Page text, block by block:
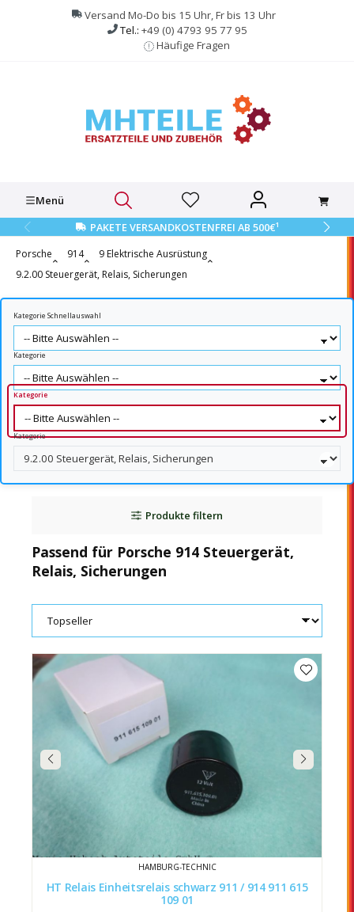
springen
Versand Mo-Do bis 15 Uhr, Fr bis 13 Uhr
Tel.: +49 (0) 4793 95 77 95
Häufige Fragen
Menü
PAKETE VERSANDKOSTENFREI AB 500€1
Porsche 914
9 Elektrische Ausrüstung
9.2.00 Steuergerät, Relais, Sicherungen
Kategorie Schnellauswahl
Kategorie
Kategorie
Kategorie
Produkte filtern
Passend für Porsche 914 Steuergerät,
Relais, Sicherungen
HAMBURG-TECHNIC
HT Relais Einheitsrelais schwarz 911 / 914 911 615
109 01